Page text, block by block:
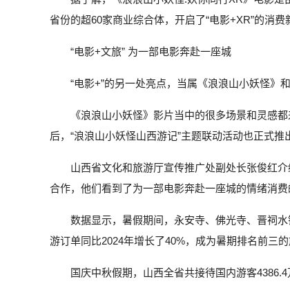
省份的超60家商业综合体，开启了“电影+XR”的消费
“电影+文旅” 为一部电影奔赴一座城
“电影+”的另一处亮点，当属《浪浪山小妖怪》
《浪浪山小妖怪》影片当中的很多场景和灵感
后，“浪浪山小妖怪山西游记”主题联动活动也正式推
山西省文化和旅游厅宣传推广处副处长张俊红
合作，他们看到了为一部电影奔赴一座城的情绪消费
数据显示，暑假期间，永安寺、佛光寺、晋祠
游订单同比2024年增长了40%，成为暑期排名前三的
国庆中秋假期，山西全省共接待国内游客